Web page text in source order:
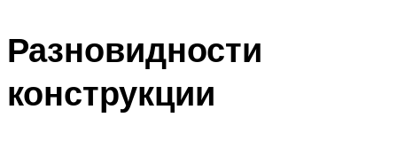
Разновидности
конструкции